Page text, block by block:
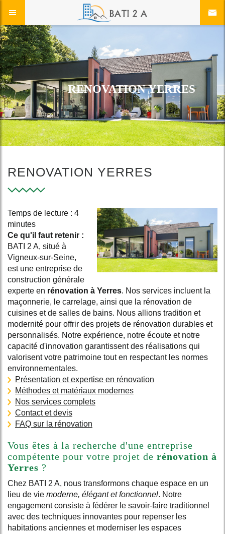
RENOVATION YERRES
RENOVATION YERRES
Temps de lecture : 4
minutes
Ce qu'il faut retenir :
BATI 2 A, situé à
Vigneux-sur-Seine,
est une entreprise de
construction générale
experte en rénovation à Yerres. Nos services incluent la
maçonnerie, le carrelage, ainsi que la rénovation de
cuisines et de salles de bains. Nous allions tradition et
modernité pour offrir des projets de rénovation durables et
personnalisés. Notre expérience, notre écoute et notre
capacité d'innovation garantissent des réalisations qui
valorisent votre patrimoine tout en respectant les normes
environnementales.
Présentation et expertise en rénovation
Méthodes et matériaux modernes
Nos services complets
Contact et devis
FAQ sur la rénovation
Vous êtes à la recherche d'une entreprise
compétente pour votre projet de rénovation à
Yerres ?
Chez BATI 2 A, nous transformons chaque espace en un
lieu de vie moderne, élégant et fonctionnel. Notre
engagement consiste à fédérer le savoir-faire traditionnel
avec des techniques innovantes pour repenser les
habitations anciennes et moderniser les espaces